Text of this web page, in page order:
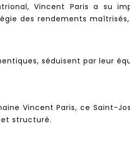
Vincent Paris a su
des rendements
séduisent par leur
Vincent Paris, ce Saint-
et structuré.